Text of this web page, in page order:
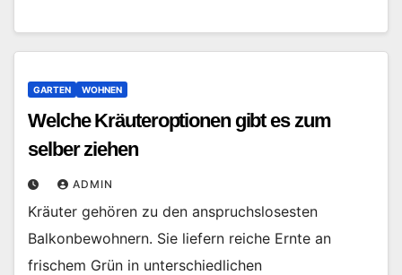
GARTEN WOHNEN
Welche Kräuteroptionen gibt es zum
selber ziehen
ADMIN
Kräuter gehören zu den anspruchslosesten
Balkonbewohnern. Sie liefern reiche Ernte an
frischem Grün in unterschiedlichen